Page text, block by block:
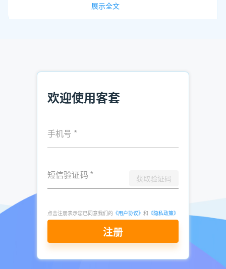
2025- 了解更多：
点击立即申请免费试用
展示全文
欢迎使用客套
手机号 *
短信验证码 * 获取验证码
点击注册表示您已同意我们的 《用户协议》 和 《隐私政策》
注册